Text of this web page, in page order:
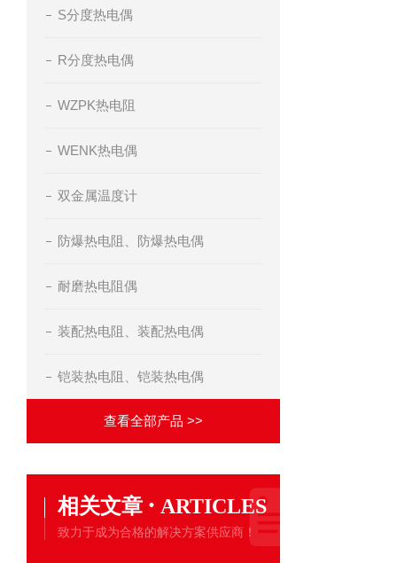
S分度热电偶
R分度热电偶
WZPK热电阻
WENK热电偶
双金属温度计
防爆热电阻、防爆热电偶
耐磨热电阻偶
装配热电阻、装配热电偶
铠装热电阻、铠装热电偶
查看全部产品 >>
相关文章 · ARTICLES
致力于成为合格的解决方案供应商！